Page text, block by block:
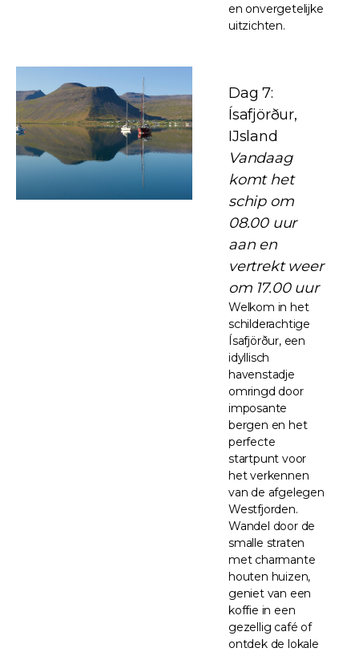
en onvergetelijke
uitzichten.
Dag 7:
Ísafjörður,
IJsland
Vandaag
komt het
schip om
08.00 uur
aan en
vertrekt weer
om 17.00 uur
Welkom in het
schilderachtige
Ísafjörður, een
idyllisch
havenstadje
omringd door
imposante
bergen en het
perfecte
startpunt voor
het verkennen
van de afgelegen
Westfjorden.
Wandel door de
smalle straten
met charmante
houten huizen,
geniet van een
koffie in een
gezellig café of
ontdek de lokale